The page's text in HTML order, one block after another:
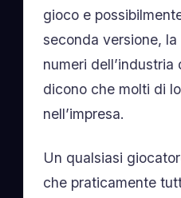
gioco e
seconda versione,
numeri
dicono che molti di
nell’impresa.
Un qualsiasi
che praticamente